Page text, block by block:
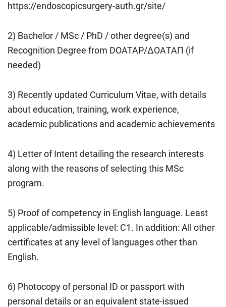
https://endoscopicsurgery-auth.gr/site/
2) Bachelor / MSc / PhD / other degree(s) and
Recognition Degree from DOATAP/ΔΟΑΤΑΠ (if
needed)
3) Recently updated Curriculum Vitae, with details
about education, training, work experience,
academic publications and academic achievements
4) Letter of Intent detailing the research interests
along with the reasons of selecting this MSc
program.
5) Proof of competency in English language. Least
applicable/admissible level: C1. In addition: All other
certificates at any level of languages other than
English.
6) Photocopy of personal ID or passport with
personal details or an equivalent state-issued